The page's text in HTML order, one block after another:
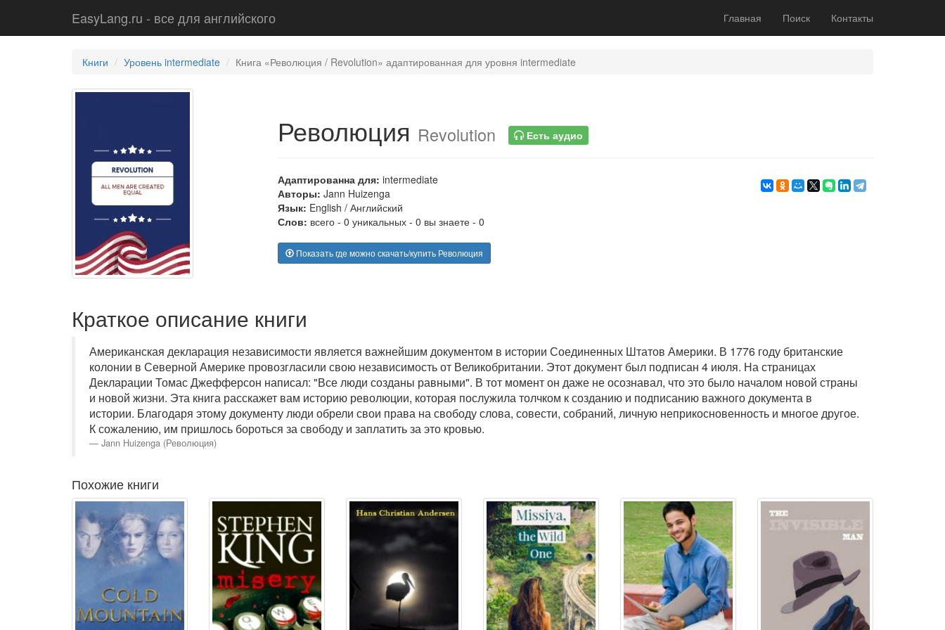
EasyLang.ru - все для английского Главная Поиск Контакты
Книги Уровень intermediate Книга «Революция / Revolution» адаптированная для уровня intermediate
Революция Revolution Есть аудио
Адаптированна для: intermediate
Авторы: Jann Huizenga
Язык: English / Английский
Слов: всего - 0 уникальных - 0 вы знаете - 0
Показать где можно скачать/купить Революция
Краткое описание книги
Американская декларация независимости является важнейшим документом в истории Соединенных Штатов Америки. В 1776 году британские
колонии в Северной Америке провозгласили свою независимость от Великобритании. Этот документ был подписан 4 июля. На страницах
Декларации Томас Джефферсон написал: "Все люди созданы равными". В тот момент он даже не осознавал, что это было началом новой страны
и новой жизни. Эта книга расскажет вам историю революции, которая послужила толчком к созданию и подписанию важного документа в
истории. Благодаря этому документу люди обрели свои права на свободу слова, совести, собраний, личную неприкосновенность и многое другое.
К сожалению, им пришлось бороться за свободу и заплатить за это кровью.
Jann Huizenga (Революция)
Похожие книги